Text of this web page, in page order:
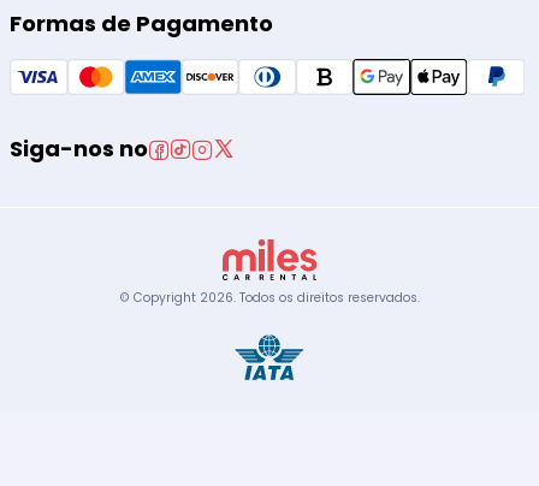
Formas de Pagamento
Siga-nos no
© Copyright 2026. Todos os direitos reservados.